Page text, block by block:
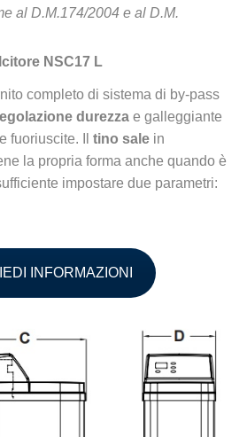
al D.M.174/2004 e al D.M.
NSC17 L
completo di sistema di by-pass
durezza e galleggiante
fuoriuscite. Iltino sale in
la propria forma anche quando è
impostare due parametri:
INFORMAZIONI